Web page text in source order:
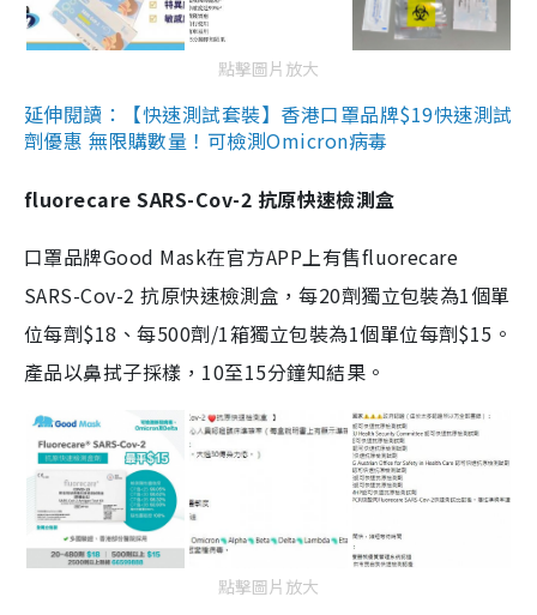
點擊圖片放大
延伸閱讀：【快速測試套裝】香港口罩品牌$19快速測試
劑優惠 無限購數量！可檢測Omicron病毒
fluorecare SARS-Cov-2 抗原快速檢測盒
口罩品牌Good Mask在官方APP上有售fluorecare
SARS-Cov-2 抗原快速檢測盒，每20劑獨立包裝為1個單
位每劑$18、每500劑/1箱獨立包裝為1個單位每劑$15。
產品以鼻拭子採樣，10至15分鐘知結果。
點擊圖片放大